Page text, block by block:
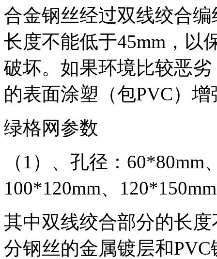
合金钢丝经过双线绞合
长度不能低于45mm，以
破坏。如果环境比较恶
的表面涂塑（包PVC）
绿格网参数
（1）、孔径：60*80mm
100*120mm、120*150mm
其中双线绞合部分的长
分钢丝的金属镀层和